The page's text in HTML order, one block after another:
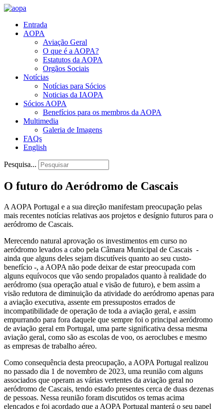
Entrada
AOPA
Aviação Geral
O que é a AOPA?
Estatutos da AOPA
Orgãos Sociais
Notícias
Notícias para Sócios
Noticias da IAOPA
Sócios AOPA
Benefícios para os membros da AOPA
Multimedia
Galeria de Imagens
FAQs
English
Pesquisa...
O futuro do Aeródromo de Cascais
A AOPA Portugal e a sua direção manifestam preocupação pelas
mais recentes notícias relativas aos projetos e desígnio futuros para o
aeródromo de Cascais.
Merecendo natural aprovação os investimentos em curso no
aeródromo levados a cabo pela Câmara Municipal de Cascais -
ainda que alguns deles sejam discutíveis quanto ao seu custo-
benefício -, a AOPA não pode deixar de estar preocupada com
alguns equívocos que vão sendo propalados quanto à realidade do
aeródromo (sua operação atual e visão de futuro), e bem assim a
visão redutora de diminuição da atividade do aeródromo apenas para
a aviação executiva, assente em pressupostos errados de
incompatibilidade de operação de toda a aviação geral, e assim
empurrando para fora daquele que sempre foi o principal aeródromo
de aviação geral em Portugal, uma parte significativa dessa mesma
aviação geral, como são as escolas de voo, os aeroclubes e mesmo
as empresas de trabalho aéreo.
Como consequência desta preocupação, a AOPA Portugal realizou
no passado dia 1 de novembro de 2023, uma reunião com alguns
associados que operam as várias vertentes da aviação geral no
aeródromo de Cascais, tendo estado presentes cerca de duas dezenas
de pessoas. Nessa reunião foram discutidos os temas acima
elencados e foi acordado que a AOPA Portugal manterá o seu papel